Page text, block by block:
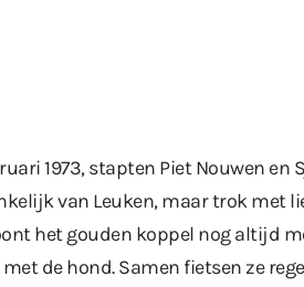
1973, stapten Piet Nouwen en
van Leuken, maar trok met
het gouden koppel nog altijd
de hond. Samen fietsen ze